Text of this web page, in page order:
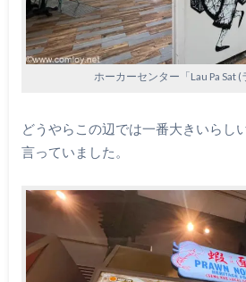
ホーカーセンター「Lau Pa Sat (
どうやらこの辺では一番大きいらし
言っていました。